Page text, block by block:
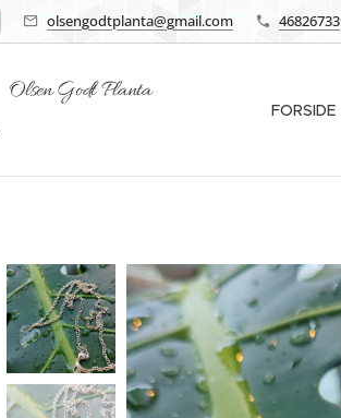
olsengodtplanta@gmail.com 46826733
Olsen Godt Planta
FORSIDE